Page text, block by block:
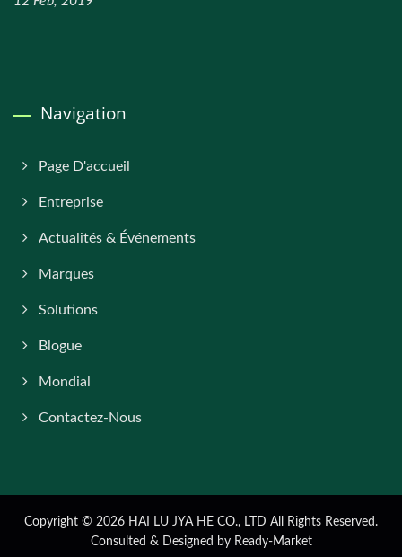
Navigation
Page D'accueil
Entreprise
Actualités & Événements
Marques
Solutions
Blogue
Mondial
Contactez-Nous
Copyright © 2026 HAI LU JYA HE CO., LTD All Rights Reserved.
Consulted & Designed by Ready-Market